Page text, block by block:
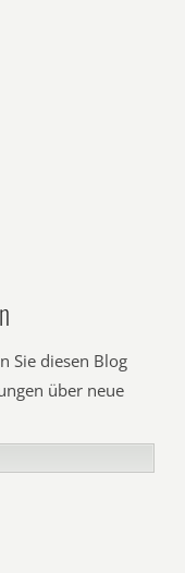
Sie diesen Blog
über neue